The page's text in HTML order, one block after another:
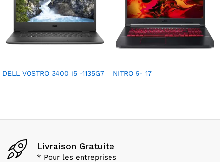
DELL VOSTRO 3400 i5 -1135G7 NITRO 5- 17
Livraison Gratuite
* Pour les entreprises